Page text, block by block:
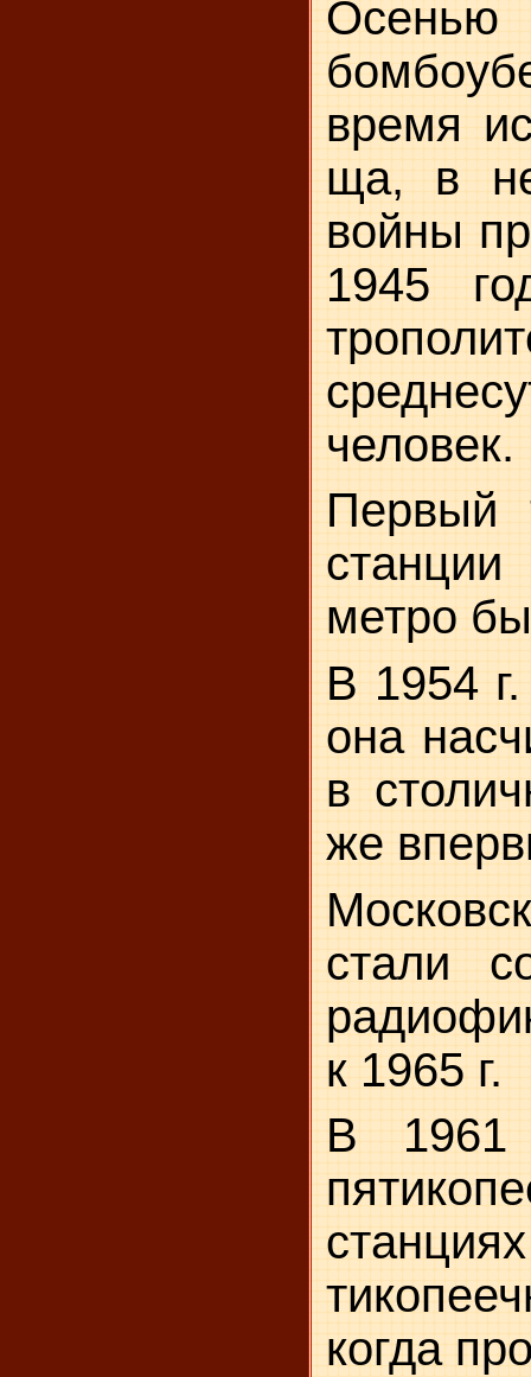
время
ща, в
войны
1945
человек.
Первый
метро
В 1954
она
в
же
стали
к 1965 г.
В 1961
когда